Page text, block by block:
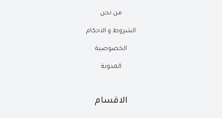
من نحن
الشروط و الاحكام
الخصوصية
المدونة
الاقسام